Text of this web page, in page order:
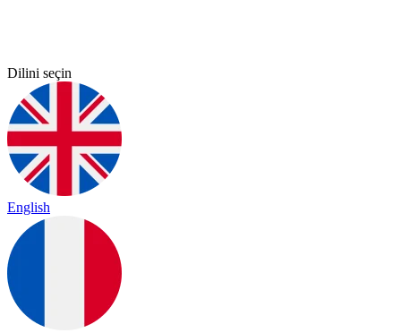
Dilini seçin
English